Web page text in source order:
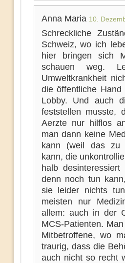
Anna Maria 10.
Schreckliche
Schweiz, wo ich
hier bringen sich
schauen weg.
Umweltkrankheit
die öffentliche
Lobby. Und auch
feststellen musste,
Aerzte nur hilflos
man dann keine
kann (weil das zu
kann, die
halb
denn noch tun
sie leider nichts
meisten nur
allem: auch in der
MCS-Patienten.
Mitbetroffene, wo
traurig, dass die
auch nicht so recht